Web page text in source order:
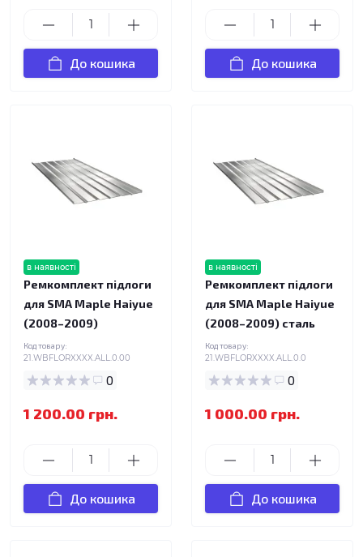
До кошика До кошика
в наявності
Ремкомплект підлоги
для SMA Maple Haiyue
(2008–2009)
Код товару:
21.WBFLORXXXX.ALL.0.00
0
1 200.00 грн.
До кошика
в наявності
Ремкомплект підлоги
для SMA Maple Haiyue
(2008–2009) сталь
Код товару:
21.WBFLORXXXX.ALL.0.0
0
1 000.00 грн.
До кошика